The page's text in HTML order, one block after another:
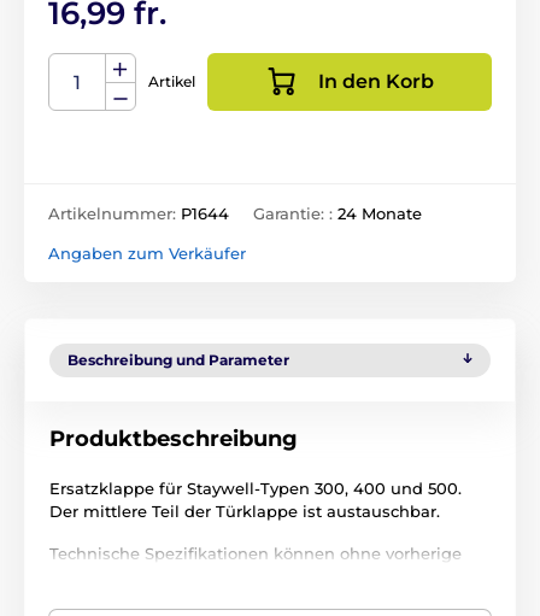
16,99 fr.
Artikel In den Korb
Artikelnummer: P1644 Garantie: : 24 Monate
Angaben zum Verkäufer
Beschreibung und Parameter
Produktbeschreibung
Ersatzklappe für Staywell-Typen 300, 400 und 500.
Der mittlere Teil der Türklappe ist austauschbar.
Technische Spezifikationen können ohne vorherige